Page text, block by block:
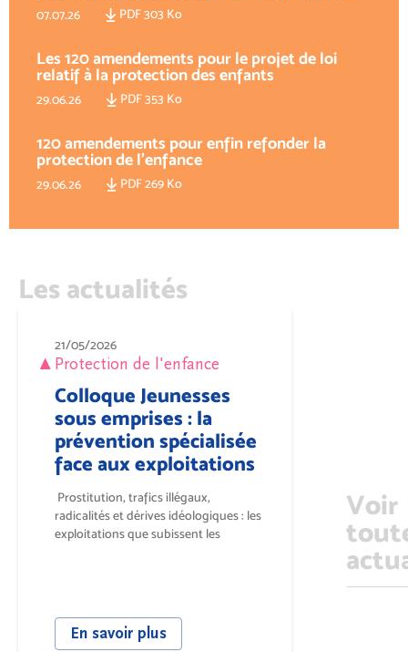
07.07.26 PDF 303 Ko
Les 120 amendements pour le projet de loi
relatif à la protection des enfants
29.06.26 PDF 353 Ko
120 amendements pour enfin refonder la
protection de l'enfance
29.06.26 PDF 269 Ko
Les actualités
21/05/2026
Protection de l'enfance
Colloque Jeunesses
sous emprises : la
prévention spécialisée
face aux exploitations
Prostitution, trafics illégaux,
radicalités et dérives idéologiques : les
exploitations que subissent les
En savoir plus
Voir